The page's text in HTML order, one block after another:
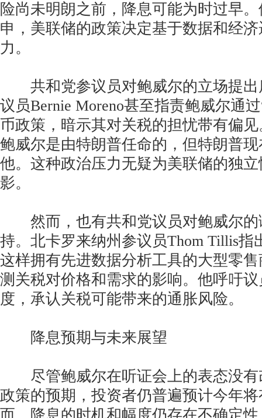
险尚未明朗之前，降息可能为时过早
申，美联储的政策决定基于数据和经
力。
共和党参议员对鲍威尔的立场提出
议员Bernie Moreno甚至指责鲍威尔通
币政策，暗示其对关税的担忧带有偏
鲍威尔是由特朗普任命的，但特朗普
他。这种政治压力无疑为美联储的独
影。
然而，也有共和党议员对鲍威尔的
持。北卡罗来纳州参议员Thom Tillis指
这样拥有先进数据分析工具的大型零
测关税对价格和需求的影响。他呼吁
度，承认关税可能带来的通胀风险。
降息预期与未来展望
尽管鲍威尔在听证会上的表态没有
政策的预期，投资者仍普遍预计今年